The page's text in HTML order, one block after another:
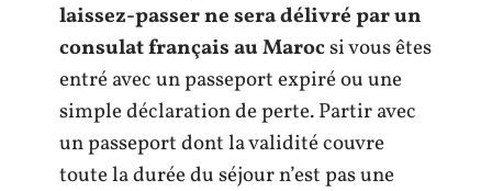
laissez-passer ne sera délivré par un
consulat français au Marocsi vous êtes
entré avec un passeport expiré ou une
simple déclaration de perte. Partir avec
un passeport dont la validité couvre
toute la durée du séjour n’est pas une